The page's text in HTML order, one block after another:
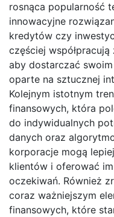
rosnąca popularność
innowacyjne
kredytów czy
częściej
aby dostarczać
oparte na sztucznej
Kolejnym istotnym
finansowych, która
do indywidualnych
danych oraz
korporacje mogą
klientów i oferować
oczekiwań. Również
coraz ważniejszym
finansowych, które